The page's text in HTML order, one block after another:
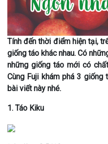
Tính đến thời điểm hiện tại,
giống táo khác nhau. Có
những giống táo mới có
Cùng Fuji khám phá 3
bài viết này nhé.
1. Táo Kiku